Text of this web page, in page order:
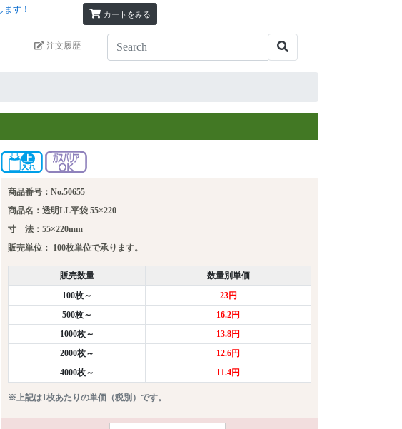
カートをみる
注文履歴
商品番号：No.50655
商品名：透明LL平袋 55×220
寸 法：55×220mm
販売単位： 100枚単位で承ります。
※上記は1枚あたりの単価（税別）です。
販売数量
数量別単価
100枚～
23円
500枚～
16.2円
1000枚～
13.8円
2000枚～
12.6円
4000枚～
11.4円